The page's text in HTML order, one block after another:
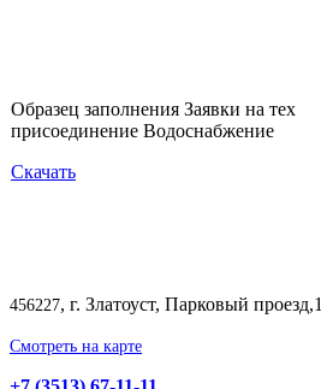
Образец заполнения Заявки на тех
присоединение Водоснабжение
Скачать
456227, г. Златоуст, Парковый проезд,1
Смотреть на карте